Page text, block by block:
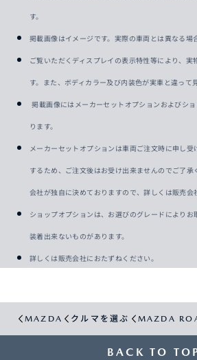
す。
掲載画像はイメージです。実際の車両とは異なる場
ご覧いただくディスプレイの表示特性等により、実
す。また、ボディカラー及び内装色が実車と違って
掲載画像にはメーカーセットオプションおよびシ
ります。
メーカーセットオプションは車両ご注文時に申し受
するため、ご注文後はお受け出来ませんのでご了承
会社が独自に決めておりますので、詳しくは販売会
ショップオプションは、お選びのグレードにより
装着出来ないものがあります。
詳しくは販売会社におたずねください。
MAZDA クルマを選ぶ MAZDA
BACK TO